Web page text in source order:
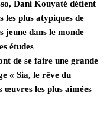
Dani Kouyaté détient
les plus atypiques de
jeune dans le monde
études
de se faire une grande
« Sia, le rêve du
œuvres les plus aimées